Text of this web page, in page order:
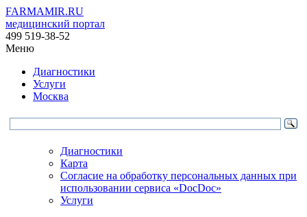
FARMAMIR.RU
медицинский портал
499 519-38-52
Меню
Диагностики
Услуги
Москва
Диагностики
Карта
Согласие на обработку персональных данных при
использовании сервиса «DocDoc»
Услуги